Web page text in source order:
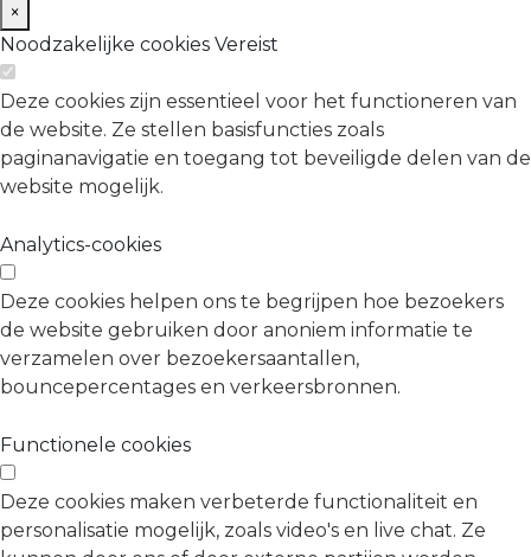
×
Noodzakelijke cookies Vereist
Deze cookies zijn essentieel voor het functioneren van
de website. Ze stellen basisfuncties zoals
paginanavigatie en toegang tot beveiligde delen van de
website mogelijk.
Analytics-cookies
Deze cookies helpen ons te begrijpen hoe bezoekers
de website gebruiken door anoniem informatie te
verzamelen over bezoekersaantallen,
bouncepercentages en verkeersbronnen.
Functionele cookies
Deze cookies maken verbeterde functionaliteit en
personalisatie mogelijk, zoals video's en live chat. Ze